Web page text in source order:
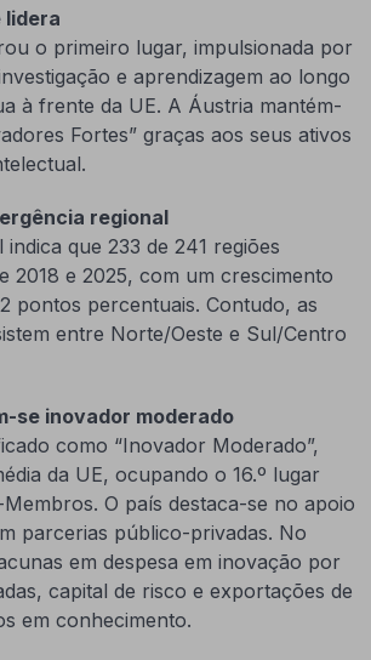
lidera
o primeiro lugar, impulsionada por
e aprendizagem ao longo
à frente da UE. A Áustria mantém-
Fortes” graças aos seus ativos
regional
indica que 233 de 241 regiões
2018 e 2025, com um crescimento
pontos percentuais. Contudo, as
entre Norte/Oeste e Sul/Centro
se inovador moderado
como “Inovador Moderado”,
da UE, ocupando o 16.º lugar
O país destaca-se no apoio
parcerias público-privadas. No
em despesa em inovação por
capital de risco e exportações de
em conhecimento.